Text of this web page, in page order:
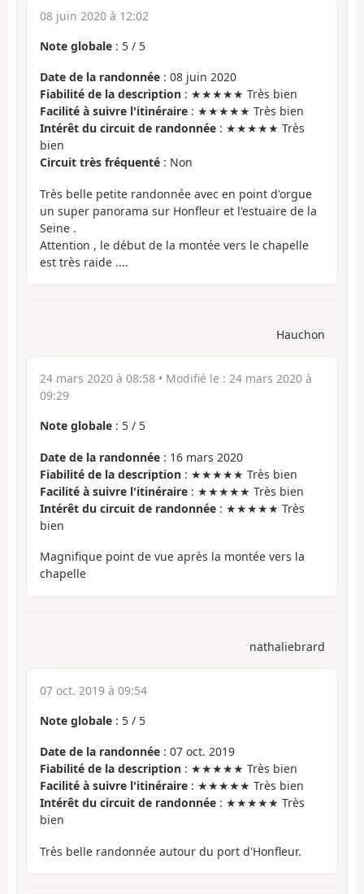
08 juin 2020 à 12:02
Note globale : 5 / 5
Date de la randonnée : 08 juin 2020
Fiabilité de la description : ★★★★★ Très bien
Facilité à suivre l'itinéraire : ★★★★★ Très bien
Intérêt du circuit de randonnée : ★★★★★ Très
bien
Circuit très fréquenté : Non
Très belle petite randonnée avec en point d'orgue
un super panorama sur Honfleur et l'estuaire de la
Seine .
Attention , le début de la montée vers le chapelle
est très raide ....
Hauchon
24 mars 2020 à 08:58 • Modifié le : 24 mars 2020 à
09:29
Note globale : 5 / 5
Date de la randonnée : 16 mars 2020
Fiabilité de la description : ★★★★★ Très bien
Facilité à suivre l'itinéraire : ★★★★★ Très bien
Intérêt du circuit de randonnée : ★★★★★ Très
bien
Magnifique point de vue après la montée vers la
chapelle
nathaliebrard
07 oct. 2019 à 09:54
Note globale : 5 / 5
Date de la randonnée : 07 oct. 2019
Fiabilité de la description : ★★★★★ Très bien
Facilité à suivre l'itinéraire : ★★★★★ Très bien
Intérêt du circuit de randonnée : ★★★★★ Très
bien
Très belle randonnée autour du port d'Honfleur.